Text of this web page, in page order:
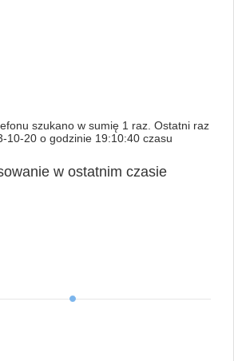
szukano w sumię 1 raz. Ostatni raz
10-20 o godzinie 19:10:40 czasu
w ostatnim czasie